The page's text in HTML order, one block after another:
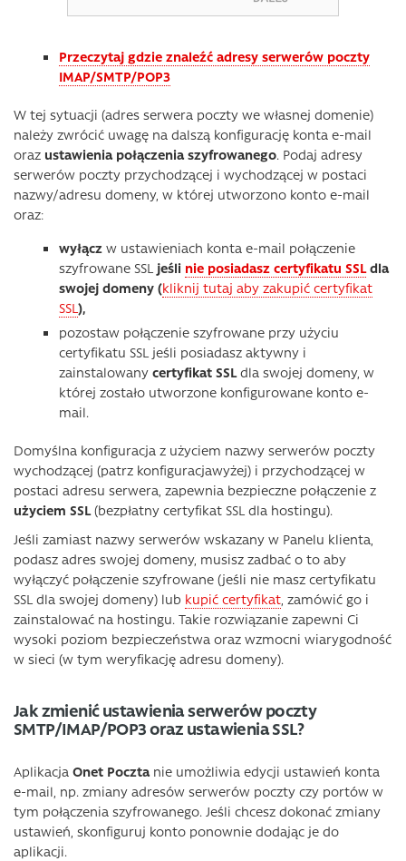
Przeczytaj gdzie znaleźć adresy serwerów poczty
IMAP/SMTP/POP3
W tej sytuacji (adres serwera poczty we własnej domenie)
należy zwrócić uwagę na dalszą konfigurację konta e-mail
oraz ustawienia połączenia szyfrowanego. Podaj adresy
serwerów poczty przychodzącej i wychodzącej w postaci
nazwy/adresu domeny, w której utworzono konto e-mail
oraz:
wyłącz w ustawieniach konta e-mail połączenie
szyfrowane SSL jeśli nie posiadasz certyfikatu SSLdla
swojej domeny (kliknij tutaj aby zakupić certyfikat
SSL ),
pozostaw połączenie szyfrowane przy użyciu
certyfikatu SSL jeśli posiadasz aktywny i
zainstalowany certyfikat SSLdla swojej domeny, w
której zostało utworzone konfigurowane konto e-
mail.
Domyślna konfiguracja z użyciem nazwy serwerów poczty
wychodzącej (patrz konfiguracjawyżej) i przychodzącej w
postaci adresu serwera, zapewnia bezpieczne połączenie z
użyciem SSL(bezpłatny certyfikat SSL dla hostingu).
Jeśli zamiast nazwy serwerów wskazany w Panelu klienta,
podasz adres swojej domeny, musisz zadbać o to aby
wyłączyć połączenie szyfrowane (jeśli nie masz certyfikatu
SSL dla swojej domeny) lub kupić certyfikat , zamówić go i
zainstalować na hostingu. Takie rozwiązanie zapewni Ci
wysoki poziom bezpieczeństwa oraz wzmocni wiarygodność
w sieci (w tym weryfikację adresu domeny).
Jak zmienić ustawienia serwerów poczty
SMTP/IMAP/POP3 oraz ustawienia SSL?
Aplikacja Onet Pocztanie umożliwia edycji ustawień konta
e-mail, np. zmiany adresów serwerów poczty czy portów w
tym połączenia szyfrowanego. Jeśli chcesz dokonać zmiany
ustawień, skonfiguruj konto ponownie dodając je do
aplikacji.